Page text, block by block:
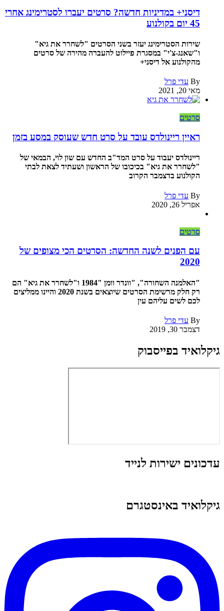
דיסני+ במדיניות חדשה? סרטים יעברו לסטרימינג אחרי
45 יום בקולנוע
שירות הסטרימינג יעזר בשני הסרטים "לשחרר את גיא"
ו"שאנג-צ'י" במסגרת פיילוט להעברה מהירה של סרטים
מהקולנוע אל דיסני+
By עדי פרל
מאי 20, 2021
סרטים
ראיין ריינולדס עובד על סרט חדש שעוסק במסע בזמן
ריינולדס יעבוד על סרט המד"ב החדש עם שון לוי, הבמאי של
"לשחרר את גיא" בכיכובו של הראשון ושעתיד לצאת לבתי
הקולנוע בדצמבר הקרוב
By עדי פרל
אפריל 26, 2020
סרטים
עם הפנים לשנה החדשה: הסרטים הכי מצופים של
2020
"האלמנה השחורה", "וונדר וומן "1984 ו"לשחרר את גיא" הם
רק חלק מרשימת הסרטים שיוצאים בשנת 2020 והיינו ממליצים
לכם לשים עליהם עין
By עדי פרל
דצמבר 30, 2019
גיקלואיד בפייסבוק
עדכונים ישירות לנייד
גיקלואיד באינסטגרם